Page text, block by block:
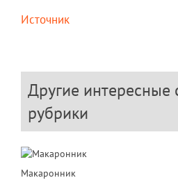
Источник
Другие интересные
рубрики
Макаронник